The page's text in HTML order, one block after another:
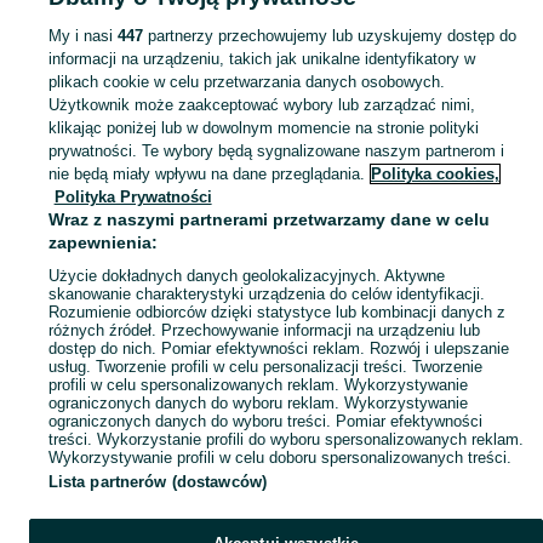
Mapa ministron
Popularne wyszukiwania
My i nasi 447partnerzy przechowujemy lub uzyskujemy dostęp do
informacji na urządzeniu, takich jak unikalne identyfikatory w
plikach cookie w celu przetwarzania danych osobowych.
Użytkownik może zaakceptować wybory lub zarządzać nimi,
klikając poniżej lub w dowolnym momencie na stronie polityki
prywatności. Te wybory będą sygnalizowane naszym partnerom i
nie będą miały wpływu na dane przeglądania. Polityka cookies,
Polityka Prywatności
Wraz z naszymi partnerami przetwarzamy dane w celu
zapewnienia:
Użycie dokładnych danych geolokalizacyjnych. Aktywne
skanowanie charakterystyki urządzenia do celów identyfikacji.
Rozumienie odbiorców dzięki statystyce lub kombinacji danych z
różnych źródeł. Przechowywanie informacji na urządzeniu lub
dostęp do nich. Pomiar efektywności reklam. Rozwój i ulepszanie
usług. Tworzenie profili w celu personalizacji treści. Tworzenie
profili w celu spersonalizowanych reklam. Wykorzystywanie
ograniczonych danych do wyboru reklam. Wykorzystywanie
ograniczonych danych do wyboru treści. Pomiar efektywności
treści. Wykorzystanie profili do wyboru spersonalizowanych reklam.
Wykorzystywanie profili w celu doboru spersonalizowanych treści.
Lista partnerów (dostawców)